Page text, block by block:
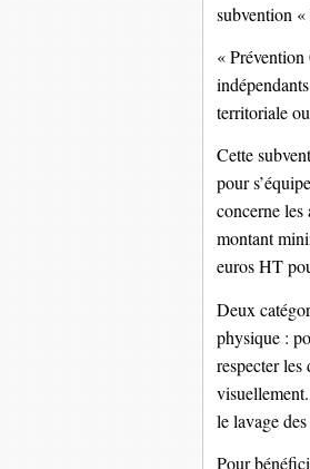
subvention
«
territoriale
Cette
pour
concerne
montant
euros HT
Deux
physique :
respecter
le lavage
Pour